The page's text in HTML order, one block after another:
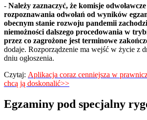
- Należy zaznaczyć, że komisje
rozpoznawania odwołań od wyników
obecnym stanie rozwoju pandemii
niemożności dalszego procedowania w
przez co zagrożone jest terminowe
dodaje. Rozporządzenie ma wejść w życie z
dniu ogłoszenia.
Czytaj: Aplikacja coraz cenniejsza w
chcą ją doskonalić>>
Egzaminy pod specjalny